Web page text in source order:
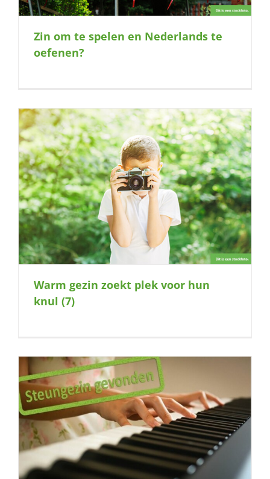
Zin om te spelen en Nederlands te
oefenen?
Warm gezin zoekt plek voor hun
knul (7)